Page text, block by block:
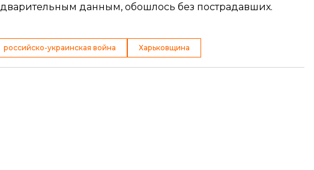
данным, обошлось без пострадавших.
российско-украинская война Харьковщина